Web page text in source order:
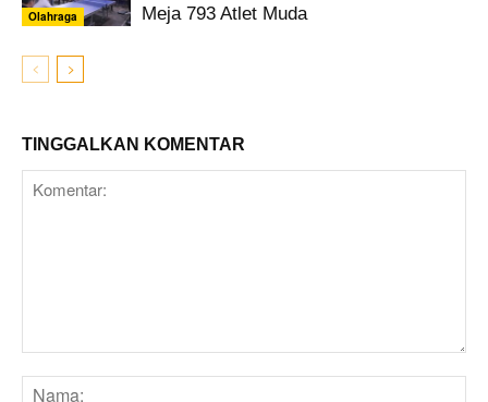
Olahraga
Meja 793 Atlet Muda
TINGGALKAN KOMENTAR